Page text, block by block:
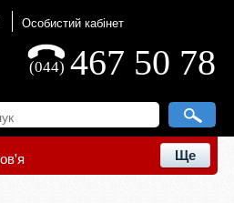
Особистий кабінет
467 50 78
(044)
Ще